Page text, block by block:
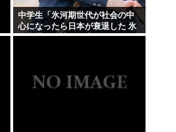
中学生「氷河期世代が社会の中
心になったら日本が衰退した 氷
河期世代が社会の癌！」Xで1万